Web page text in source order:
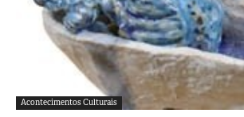
Acontecimentos Culturais